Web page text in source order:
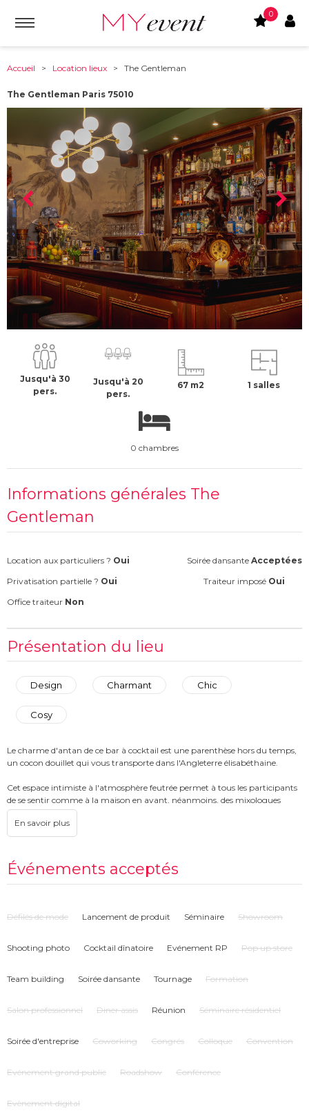
0
Accueil > Location lieux > The Gentleman
The Gentleman Paris 75010
75010-Paris À partir de :
500 €
Jusqu'à 30
pers.
Jusqu'à 20
pers.
67 m2 1 salles
0 chambres
Informations générales The
Gentleman
Location aux particuliers ? Oui Soirée dansante Acceptées
Privatisation partielle ? Oui Traiteur imposé Oui
Office traiteur Non
Présentation du lieu
Design Charmant Chic
Cosy
Le charme d'antan de ce bar à cocktail est une parenthèse hors du temps,
un cocon douillet qui vous transporte dans l'Angleterre élisabéthaine.
Cet espace intimiste à l'atmosphère feutrée permet à tous les participants
de se sentir comme à la maison en ayant, néanmoins, des mixologues
expérimentés à portée de main.
Sa salle feutrée et son espace sont adaptés à tout type d’événements :
particuliers (soirées, anniversaires, célébrations). Sa carte est conçue pour
les grands événements mais réserve également quelques surprises aux
amateurs de cocktails
Inspiré des bars à cocktails new-yorkais à la lumière tamisée, nous vous
offrons une atmosphère cosy, retro et festive où vous vous sentirez comme
Laissez-vous tenter par la carte, des cocktails classiques aux créations
originales, ou bien par nos cocktails sur-mesure, dont la recette s’adaptera
Événements acceptés
Défilés de mode Lancement de produit Séminaire Showroom
Shooting photo Cocktail dînatoire Evénement RP Pop up store
Team building Soirée dansante Tournage Formation
Salon professionnel Diner assis Réunion Séminaire résidentiel
Soirée d'entreprise Coworking Congrés Colloque Convention
Evénement grand public Roadshow Conférence
Evènement digital